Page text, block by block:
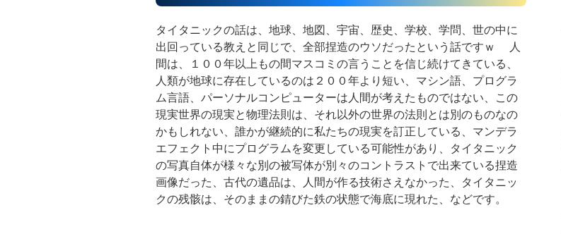
タイタニックの話は、地球、地図、宇宙、歴史、学校、学問、世の中に
出回っている教えと同じで、全部捏造のウソだったという話ですｗ 人
間は、１００年以上もの間マスコミの言うことを信じ続けてきている、
人類が地球に存在しているのは２００年より短い、マシン語、プログラ
ム言語、パーソナルコンピューターは人間が考えたものではない、この
現実世界の現実と物理法則は、それ以外の世界の法則とは別のものなの
かもしれない、誰かが継続的に私たちの現実を訂正している、マンデラ
エフェクト中にプログラムを変更している可能性があり、タイタニック
の写真自体が様々な別の被写体が別々のコントラストで出来ている捏造
画像だった、古代の遺品は、人間が作る技術さえなかった、タイタニッ
クの残骸は、そのままの錆びた鉄の状態で海底に現れた、などです。